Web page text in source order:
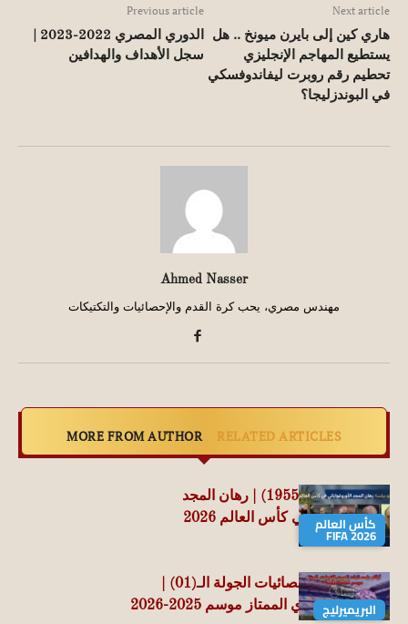
Previous article
سجل الأهداف والهدافين
Next article
هاري كين إلى بايرن ميونخ .. هل
يستطيع المهاجم الإنجليزي
تحطيم رقم روبرت ليفاندوفسكي
في البوندزليجا؟
Ahmed Nasser
مهندس مصري، يحب كرة القدم والإحصائيات والتكتيكات
RELATED ARTICLES
MORE FROM AUTHOR
كأس العالم
FIFA 2026
مارسيلو بيلسا (1955) | رهان المجد
الأوروغواياني في كأس العالم 2026
البريميرليج
حصاد أرقام وإحصائيات الجولة الـ(01) |
الدوري الإنجليزي الممتاز موسم 2025-2026